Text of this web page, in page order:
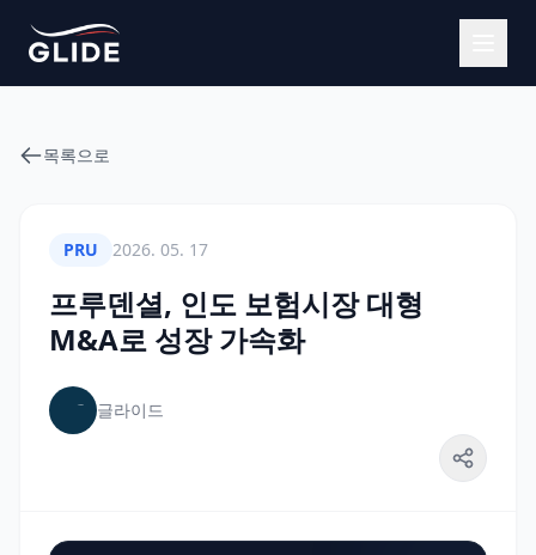
목록으로
PRU 2026. 05. 17
프루덴셜, 인도 보험시장 대형
M&A로 성장 가속화
글라이드